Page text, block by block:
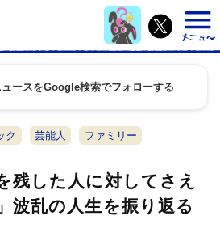
ュースをGoogle検索でフォローする
ク 芸能人 ファミリー
残した人に対してさえ
波乱の人生を振り返る